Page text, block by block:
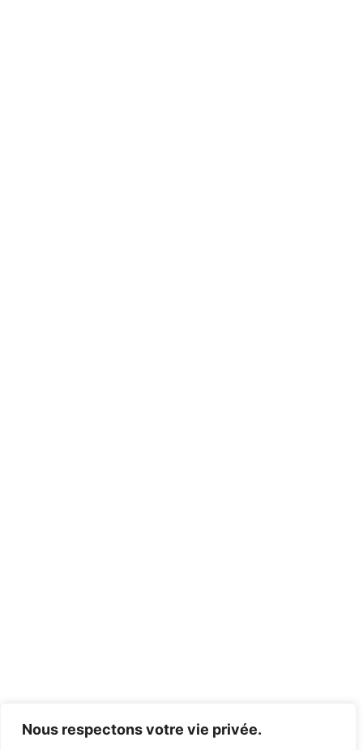
Nous respectons votre vie privée.